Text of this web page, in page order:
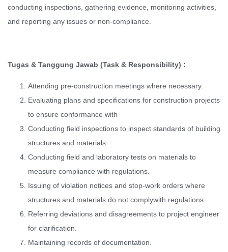
conducting inspections, gathering evidence, monitoring activities,
and reporting any issues or non-compliance.
Tugas & Tanggung Jawab (Task & Responsibility) :
Attending pre-construction meetings where necessary.
Evaluating plans and specifications for construction projects
to ensure conformance with
Conducting field inspections to inspect standards of building
structures and materials.
Conducting field and laboratory tests on materials to
measure compliance with regulations.
Issuing of violation notices and stop-work orders where
structures and materials do not complywith regulations.
Referring deviations and disagreements to project engineer
for clarification.
Maintaining records of documentation.